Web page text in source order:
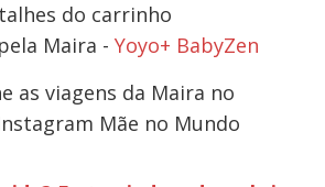
do carrinho
Maira - Yoyo+ BabyZen
as viagens da Maira no
Mãe no Mundo